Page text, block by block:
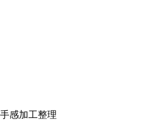
感加工整理